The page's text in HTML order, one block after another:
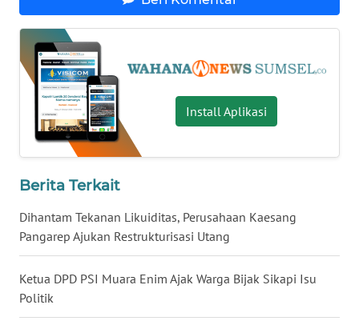
Install Aplikasi
Berita Terkait
Dihantam Tekanan Likuiditas, Perusahaan Kaesang
Pangarep Ajukan Restrukturisasi Utang
Ketua DPD PSI Muara Enim Ajak Warga Bijak Sikapi Isu
Politik
WN
KALTARA
WN
KALSEL
SULSEL
GORONTALO